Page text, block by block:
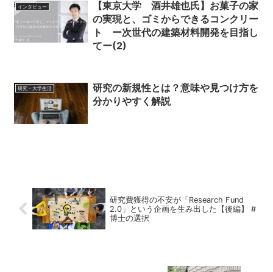
インタビュー
【東京大学 酒井雄也氏】お菓子の家
の実現と、ゴミからできるコンクリー
ト ー次世代の建築材料開発を目指し
てー(2)
研究・大学生活
研究の新規性とは？意味や見つけ方を
分かりやすく解説
研究費獲得の不安が「Research Fund
2.0」という企画を生み出した【後編】 #
博士の選択